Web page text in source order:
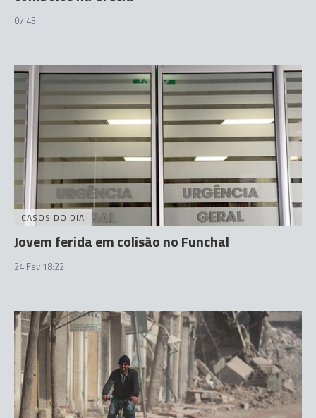
07:43
CASOS DO DIA
Jovem ferida em colisão no Funchal
24 Fev 18:22